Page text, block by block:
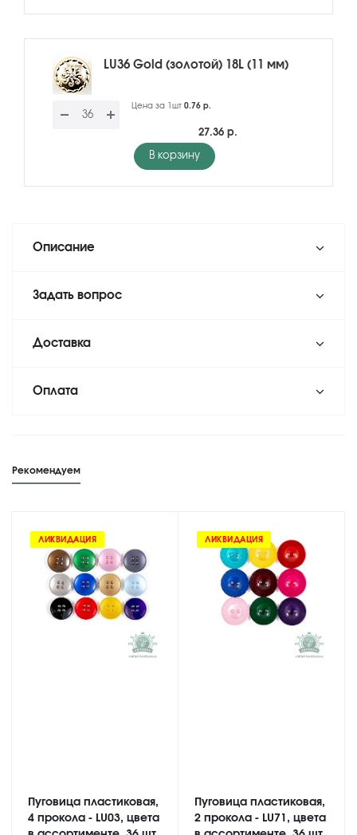
LU36 Gold (золотой) 18L (11 мм)
Цена за 1шт 0.76 р.
27.36 р.
В корзину
Описание
Задать вопрос
Доставка
Оплата
Рекомендуем
ЛИКВИДАЦИЯ
Пуговица пластиковая,
4 прокола - LU03, цвета
ЛИКВИДАЦИЯ
Пуговица пластиковая,
2 прокола - LU71, цвета